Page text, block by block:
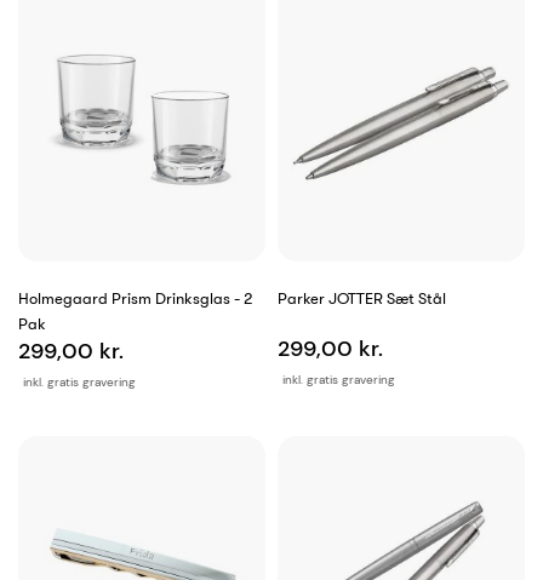
Holmegaard Prism Drinksglas - 2
Pak
inkl. gratis gravering
299,00 kr.
Parker JOTTER Sæt Stål
inkl. gratis gravering
299,00 kr.